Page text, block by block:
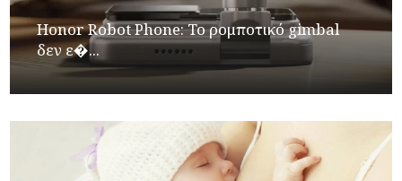
Honor Robot Phone: Το ρομποτικό gimbal
δεν ε�...